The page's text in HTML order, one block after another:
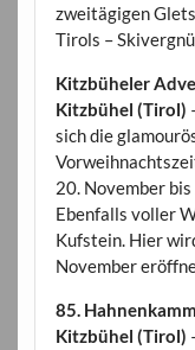
zweitägigen
Tirols –
Kitzbüheler
Kitzbühel (Tirol)
sich die
20. November
Ebenfalls voller
Kufstein. Hier
November
85.
Kitzbühel (Tirol)